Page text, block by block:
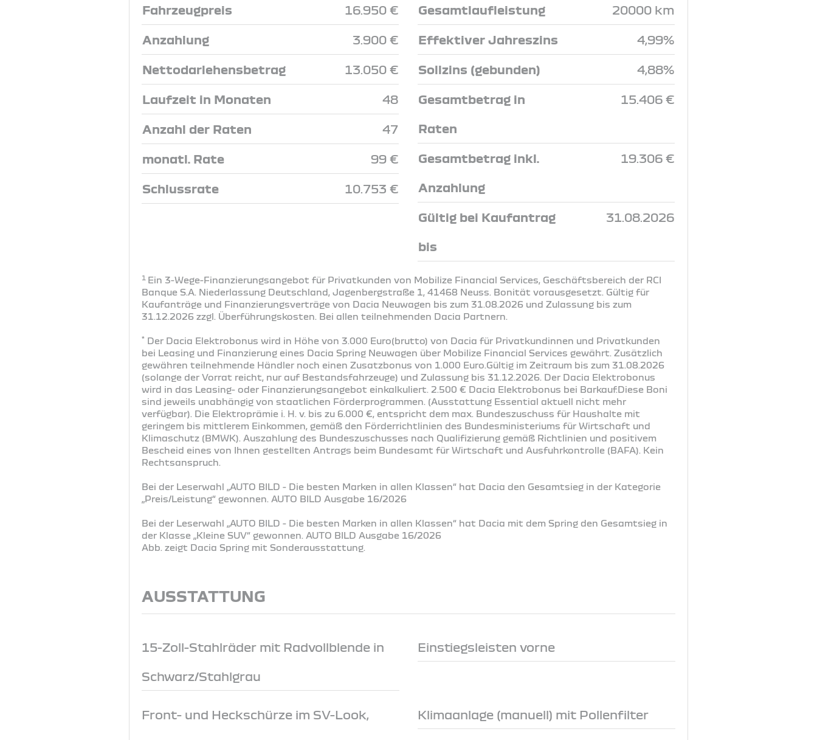
Fahrzeugpreis 16.950 €
Anzahlung 3.900 €
Nettodarlehensbetrag 13.050 €
Laufzeit in Monaten 48
Anzahl der Raten 47
monatl. Rate 99 €
Schlussrate 10.753 €
Gesamtlaufleistung 20000 km
Effektiver Jahreszins 4,99%
Sollzins (gebunden) 4,88%
Gesamtbetrag in
Raten
15.406 €
Gesamtbetrag inkl.
Anzahlung
19.306 €
Gültig bei Kaufantrag
bis
31.08.2026
1 Ein 3-Wege-Finanzierungsangebot für Privatkunden von Mobilize Financial Services, Geschäftsbereich der RCI
Banque S.A. Niederlassung Deutschland, Jagenbergstraße 1, 41468 Neuss. Bonität vorausgesetzt. Gültig für
Kaufanträge und Finanzierungsverträge von Dacia Neuwagen bis zum 31.08.2026 und Zulassung bis zum
31.12.2026 zzgl. Überführungskosten. Bei allen teilnehmenden Dacia Partnern.
* Der Dacia Elektrobonus wird in Höhe von 3.000 Euro(brutto) von Dacia für Privatkundinnen und Privatkunden
bei Leasing und Finanzierung eines Dacia Spring Neuwagen über Mobilize Financial Services gewährt. Zusätzlich
gewähren teilnehmende Händler noch einen Zusatzbonus von 1.000 Euro.Gültig im Zeitraum bis zum 31.08.2026
(solange der Vorrat reicht, nur auf Bestandsfahrzeuge) und Zulassung bis 31.12.2026. Der Dacia Elektrobonus
wird in das Leasing- oder Finanzierungsangebot einkalkuliert. 2.500 € Dacia Elektrobonus bei Barkauf.Diese Boni
sind jeweils unabhängig von staatlichen Förderprogrammen. (Ausstattung Essential aktuell nicht mehr
verfügbar). Die Elektroprämie i. H. v. bis zu 6.000 €, entspricht dem max. Bundeszuschuss für Haushalte mit
geringem bis mittlerem Einkommen, gemäß den Förderrichtlinien des Bundesministeriums für Wirtschaft und
Klimaschutz (BMWK). Auszahlung des Bundeszuschusses nach Qualifizierung gemäß Richtlinien und positivem
Bescheid eines von Ihnen gestellten Antrags beim Bundesamt für Wirtschaft und Ausfuhrkontrolle (BAFA). Kein
Rechtsanspruch.
Bei der Leserwahl „AUTO BILD - Die besten Marken in allen Klassen“ hat Dacia den Gesamtsieg in der Kategorie
„Preis/Leistung“ gewonnen. AUTO BILD Ausgabe 16/2026
Bei der Leserwahl „AUTO BILD - Die besten Marken in allen Klassen“ hat Dacia mit dem Spring den Gesamtsieg in
der Klasse „Kleine SUV“ gewonnen. AUTO BILD Ausgabe 16/2026
Abb. zeigt Dacia Spring mit Sonderausstattung.
AUSSTATTUNG
15-Zoll-Stahlräder mit Radvollblende in
Schwarz/Stahlgrau
Einstiegsleisten vorne
Front- und Heckschürze im SV-Look, Klimaanlage (manuell) mit Pollenfilter